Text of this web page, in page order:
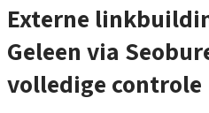
Externe
Geleen via
volledige controle